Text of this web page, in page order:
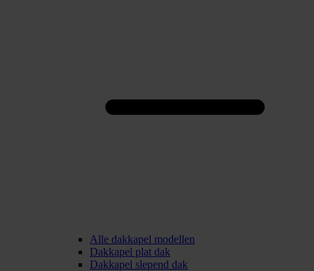
Alle dakkapel modellen
Dakkapel plat dak
Dakkapel slepend dak